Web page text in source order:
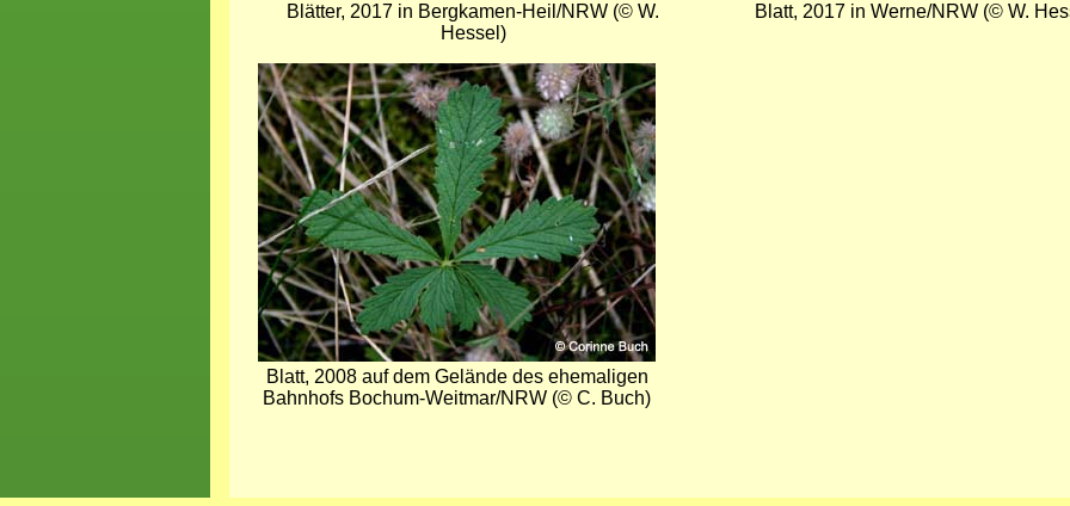
Blätter, 2017 in Bergkamen-Heil/NRW (© W.
Hessel)
Blatt, 2017 in Werne/NRW (© W.
Bild
Blatt, 2008 auf dem Gelände des ehemaligen
Bahnhofs Bochum-Weitmar/NRW (© C. Buch)